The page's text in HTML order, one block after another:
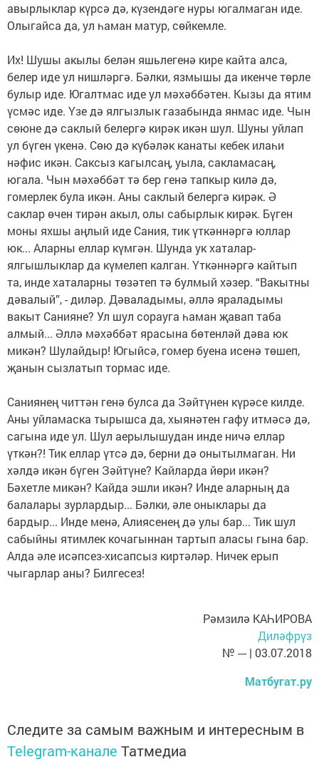
авырлыклар күрсә дә, күзендәге нуры югалмаган иде.
Олыгайса да, ул һаман матур, сөйкемле.
Их! Шушы акылы белән яшьлегенә кире кайта алса,
белер иде ул нишләргә. Бәлки, язмышы да икенче төрле
булыр иде. Югалтмас иде ул мәхәббәтен. Кызы да ятим
үсмәс иде. Үзе дә ялгызлык газабында янмас иде. Чын
сөюне дә саклый белергә кирәк икән шул. Шуны уйлап
ул бүген үкенә. Сөю дә күбәләк канаты кебек илаһи
нәфис икән. Саксыз кагылсаң, уыла, сакламасаң,
югала. Чын мәхәббәт тә бер генә тапкыр килә дә,
гомерлек була икән. Аны саклый белергә кирәк. Ә
саклар өчен тирән акыл, олы сабырлык кирәк. Бүген
моны яхшы аңлый иде Сания, тик үткәннәргә юллар
юк... Аларны еллар күмгән. Шунда ук хаталар-
ялгышлыклар да күмелеп калган. Үткәннәргә кайтып
та, инде хаталарны төзәтеп тә булмый хәзер. “Вакытны
дәвалый”, - диләр. Дәваладымы, әллә яраладымы
вакыт Санияне? Ул шул сорауга һаман җавап таба
алмый... Әллә мәхәббәт ярасына бөтенләй дәва юк
микән? Шулайдыр! Югыйсә, гомер буена исенә төшеп,
җанын сызлатып тормас иде.
Саниянең читтән генә булса да Зәйтүнен күрәсе килде.
Аны уйламаска тырышса да, хыянәтен гафу итмәсә дә,
сагына иде ул. Шул аерылышудан инде ничә еллар
үткән?! Тик еллар үтсә дә, берни дә онытылмаган. Ни
хәлдә икән бүген Зәйтүне? Кайларда йөри икән?
Бәхетле микән? Кайда эшли икән? Инде аларның да
балалары зурлардыр... Бәлки, әле оныклары да
бардыр... Инде менә, Алиясенең дә улы бар... Тик шул
сабыйны ятимлек кочагыннан тартып аласы гына бар.
Алда әле исәпсез-хисапсыз киртәләр. Ничек ерып
чыгарлар аны? Билгесез!
Рәмзилә КАҺИРОВА
Диләфрүз
№ --- | 03.07.2018
Матбугат.ру
Следите за самым важным и интересным в
Telegram-канале Татмедиа